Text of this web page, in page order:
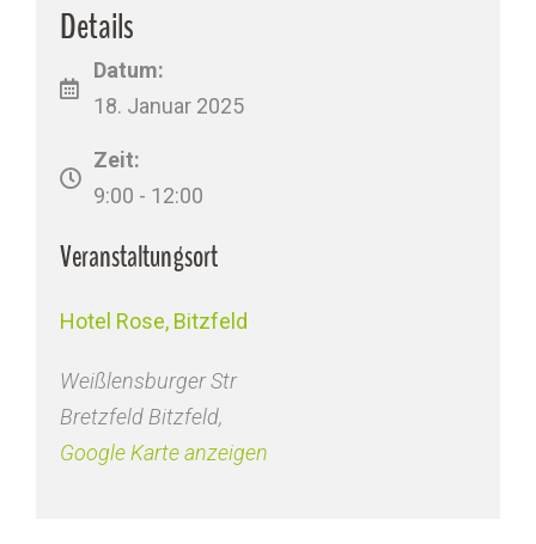
Details
Datum:
18. Januar 2025
Zeit:
9:00 - 12:00
Veranstaltungsort
Hotel Rose, Bitzfeld
Weißlensburger Str
Bretzfeld Bitzfeld,
Google Karte anzeigen